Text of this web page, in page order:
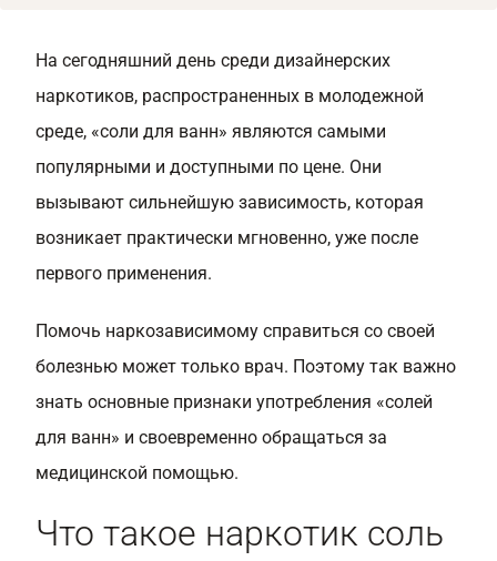
На сегодняшний день среди дизайнерских
наркотиков, распространенных в молодежной
среде, «соли для ванн» являются самыми
популярными и доступными по цене. Они
вызывают сильнейшую зависимость, которая
возникает практически мгновенно, уже после
первого применения.
Помочь наркозависимому справиться со своей
болезнью может только врач. Поэтому так важно
знать основные признаки употребления «солей
для ванн» и своевременно обращаться за
медицинской помощью.
Что такое наркотик соль